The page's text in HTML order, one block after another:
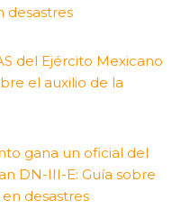
desastres
del Ejército Mexicano
el auxilio de la
gana un oficial del
DN-III-E: Guía sobre
desastres